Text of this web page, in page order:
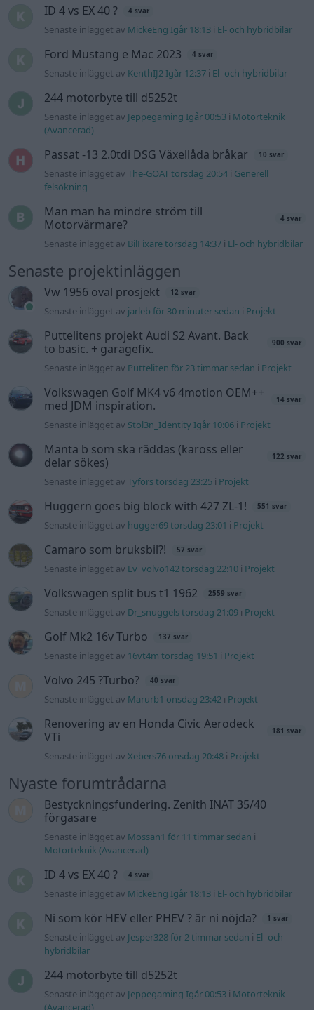
ID 4 vs EX 40 ? 4 svar
Senaste inlägget av MickeEng Igår 18:13 i El- och hybridbilar
Ford Mustang e Mac 2023 4 svar
Senaste inlägget av KenthIJ2 Igår 12:37 i El- och hybridbilar
244 motorbyte till d5252t
Senaste inlägget av Jeppegaming Igår 00:53 i Motorteknik
(Avancerad)
Passat -13 2.0tdi DSG Växellåda bråkar 10 svar
Senaste inlägget avThe-GOAT torsdag 20:54 i Generell
felsökning
Man man ha mindre ström till
Motorvärmare?
4 svar
Senaste inlägget av BilFixare torsdag 14:37 i El- och hybridbilar
Senaste projektinläggen
Vw 1956 oval prosjekt 12 svar
Senaste inlägget av jarleb för 30 minuter sedan i Projekt
Puttelitens projekt Audi S2 Avant. Back
to basic. + garagefix.
900 svar
Senaste inlägget av Putteliten för 23 timmar sedan i Projekt
Volkswagen Golf MK4 v6 4motion OEM++
med JDM inspiration.
14 svar
Senaste inlägget av Stol3n_Identity Igår 10:06 i Projekt
Manta b som ska räddas (kaross eller
delar sökes)
122 svar
Senaste inlägget avTyfors torsdag 23:25 i Projekt
Huggern goes big block with 427 ZL-1! 551 svar
Senaste inlägget av hugger69 torsdag 23:01 i Projekt
Camaro som bruksbil?! 57 svar
Senaste inlägget av Ev_volvo142 torsdag 22:10 i Projekt
Volkswagen split bus t1 1962 2559 svar
Senaste inlägget av Dr_snuggels torsdag 21:09 i Projekt
Golf Mk2 16v Turbo 137 svar
Senaste inlägget av 16vt4m torsdag 19:51 i Projekt
Volvo 245 ?Turbo? 40 svar
Senaste inlägget av Marurb1 onsdag 23:42 i Projekt
Renovering av en Honda Civic Aerodeck
VTi
181 svar
Senaste inlägget avXebers76 onsdag 20:48 i Projekt
Nyaste forumtrådarna
Bestyckningsfundering. Zenith INAT 35/40
förgasare
Senaste inlägget av Mossan1 för 11 timmar sedan i
Motorteknik (Avancerad)
ID 4 vs EX 40 ? 4 svar
Senaste inlägget av MickeEng Igår 18:13 i El- och hybridbilar
Ni som kör HEV eller PHEV ? är ni nöjda? 1 svar
Senaste inlägget av Jesper328 för 2 timmar sedan i El- och
hybridbilar
244 motorbyte till d5252t
Senaste inlägget av Jeppegaming Igår 00:53 i Motorteknik
(Avancerad)